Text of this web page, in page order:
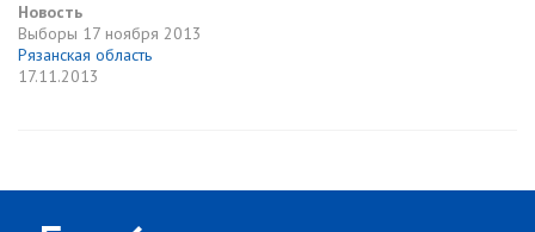
Новость
Выборы 17 ноября 2013
Рязанская область
17.11.2013